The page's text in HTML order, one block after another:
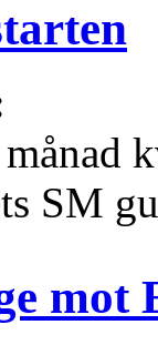
SM
mot